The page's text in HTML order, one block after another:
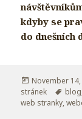
kdyby se
do dnešních
Posted
on
November
stránek
blog
web stranky,